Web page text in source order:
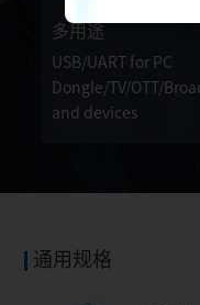
多用途
USB/UART for PC
Dongle/TV/OTT/
and devices
通用规格